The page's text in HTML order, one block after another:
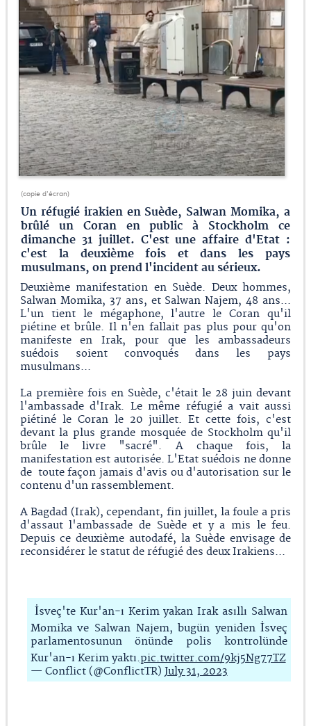
(copie d'écran)
Un réfugié irakien en Suède, Salwan Momika, a
brûlé un Coran en public à Stockholm ce
dimanche 31 juillet. C'est une affaire d'Etat :
c'est la deuxième fois et dans les pays
musulmans, on prend l'incident au sérieux.
Deuxième manifestation en Suède. Deux hommes,
Salwan Momika, 37 ans, et Salwan Najem, 48 ans...
L'un tient le mégaphone, l'autre le Coran qu'il
piétine et brûle. Il n'en fallait pas plus pour qu'on
manifeste en Irak, pour que les ambassadeurs
suédois soient convoqués dans les pays
musulmans...
La première fois en Suède, c'était le 28 juin devant
l'ambassade d'Irak. Le même réfugié a vait aussi
piétiné le Coran le 20 juillet. Et cette fois, c'est
devant la plus grande mosquée de Stockholm qu'il
brûle le livre "sacré". A chaque fois, la
manifestation est autorisée. L'Etat suédois ne donne
de toute façon jamais d'avis ou d'autorisation sur le
contenu d'un rassemblement.
A Bagdad (Irak), cependant, fin juillet, la foule a pris
d'assaut l'ambassade de Suède et y a mis le feu.
Depuis ce deuxième autodafé, la Suède envisage de
reconsidérer le statut de réfugié des deux Irakiens...
İsveç'te Kur'an-ı Kerim yakan Irak asıllı Salwan
Momika ve Salwan Najem, bugün yeniden İsveç
parlamentosunun önünde polis kontrolünde
Kur'an-ı Kerim yaktı.pic.twitter.com/9kj5Ng77TZ
— Conflict (@ConflictTR) July 31, 2023